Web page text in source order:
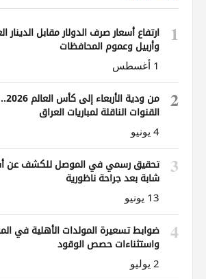
1
ارتفاع أسعار صرف الدولار مقابل
وأربيل وعموم المحافظات
1 أغسطس
2
من
القنوات الناقلة لمباريات العراق
4 يونيو
3
تحقيق رسمي في الموصل للكشف عن
شابة بعد جراحة ناظورية
13 يونيو
4
ضوابط تسعيرة المولدات الأهلية في
واستثناءات حصص الوقود
2 يوليو